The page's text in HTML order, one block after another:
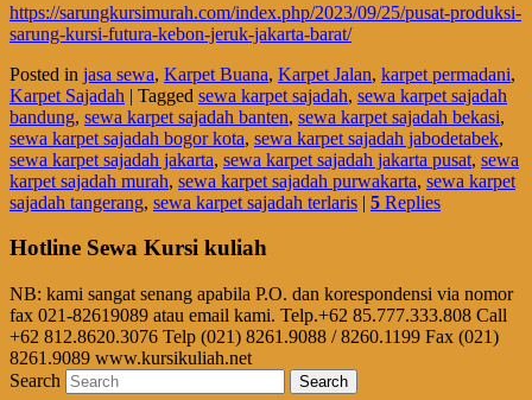
https://sarungkursimurah.com/index.php/2023/09/25/pusat-produksi-
sarung-kursi-futura-kebon-jeruk-jakarta-barat/
Posted in jasa sewa, Karpet Buana, Karpet Jalan, karpet permadani,
Karpet Sajadah | Tagged sewa karpet sajadah, sewa karpet sajadah
bandung, sewa karpet sajadah banten, sewa karpet sajadah bekasi,
sewa karpet sajadah bogor kota, sewa karpet sajadah jabodetabek,
sewa karpet sajadah jakarta, sewa karpet sajadah jakarta pusat, sewa
karpet sajadah murah, sewa karpet sajadah purwakarta, sewa karpet
sajadah tangerang, sewa karpet sajadah terlaris | 5 Replies
Hotline Sewa Kursi kuliah
NB: kami sangat senang apabila P.O. dan korespondensi via nomor
fax 021-82619089 atau email kami. Telp.+62 85.777.333.808 Call
+62 812.8620.3076 Telp (021) 8261.9088 / 8260.1199 Fax (021)
8261.9089 www.kursikuliah.net
Search